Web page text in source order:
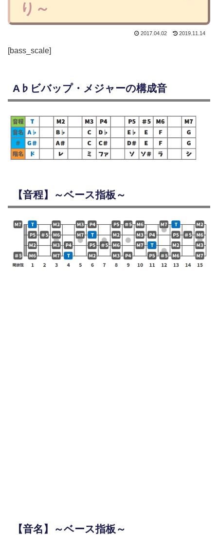
り～
2017.04.02 2019.11.14
[bass_scale]
A♭ビバップ・メジャーの構成音
【音程】～ベース指板～
【音名】～ベース指板～